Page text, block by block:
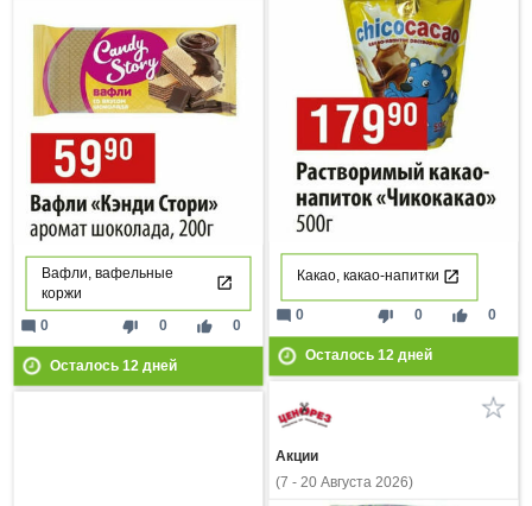
Какао, какао-напитки
thumb_down 0 thumb_up 0
mode_comment 0
Осталось 12дней
Вафли, вафельные
коржи
thumb_down 0 thumb_up 0
mode_comment 0
Осталось 12 дней
Акции
(7 - 20 Августа 2026)